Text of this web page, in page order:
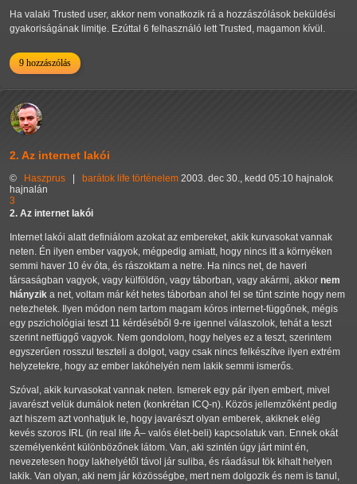
Ha valaki Trusted user, akkor nem vonatkozik rá a hozzászólások beküldési
gyakoriságának limitje. Ezúttal 6 felhasználó lett Trusted, magamon kívül.
9 hozzászólás
2. Az internet lakói
© Haszprus | barátok life történelem 2003. dec 30., kedd 05:10 hajnalok
hajnalán
3
2. Az internet lakói
Internet lakói alatt definiálom azokat az embereket, akik kurvasokat vannak
neten. Én ilyen ember vagyok, mégpedig amiatt, hogy nincs itt a környéken
semmi haver 10 év óta, és rászoktam a netre. Ha nincs net, de haveri
társaságban vagyok, vagy külföldön, vagy táborban, vagy akármi, akkor nem
hiányzik a net, voltam már két hetes táborban ahol fel se tűnt szinte hogy nem
netezhetek. Ilyen módon nem tartom magam kóros internet-függőnek, mégis
egy pszichológiai teszt 11 kérdéséből 9-re igennel válaszolok, tehát a teszt
szerint netfüggő vagyok. Nem gondolom, hogy helyes ez a teszt, szerintem
egyszerűen rosszul teszteli a dolgot, vagy csak nincs felkészítve ilyen extrém
helyzetekre, hogy az ember lakóhelyén nem lakik semmi ismerős.
Szóval, akik kurvasokat vannak neten. Ismerek egy pár ilyen embert, mivel
javarészt velük dumálok neten (konkrétan ICQ-n). Közös jellemzőként pedig
azt hiszem azt vonhatjuk le, hogy javarészt olyan emberek, akiknek elég
kevés szoros IRL (in real life Â– valós élet-beli) kapcsolatuk van. Ennek okát
személyenként különbözőnek látom. Van, aki szintén úgy járt mint én,
nevezetesen hogy lakhelyétől távol jár suliba, és ráadásul tök kihalt helyen
lakik. Van olyan, aki nem jár közösségbe, mert nem dolgozik és nem is tanul,